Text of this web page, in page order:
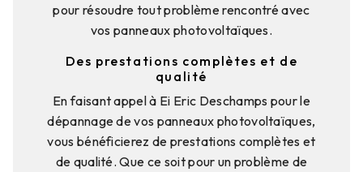
pour résoudre tout problème rencontré avec
vos panneaux photovoltaïques.
Des prestations complètes et de
qualité
En faisant appel à Ei Eric Deschamps pour le
dépannage de vos panneaux photovoltaïques,
vous bénéficierez de prestations complètes et
de qualité. Que ce soit pour un problème de